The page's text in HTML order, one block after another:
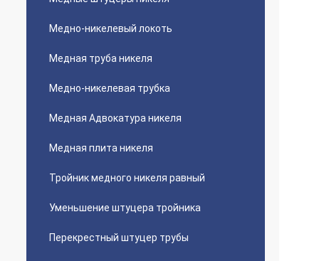
Медно-никелевый локоть
Медная труба никеля
Медно-никелевая трубка
Медная Адвокатура никеля
Медная плита никеля
Тройник медного никеля равный
Уменьшение штуцера тройника
Перекрестный штуцер трубы